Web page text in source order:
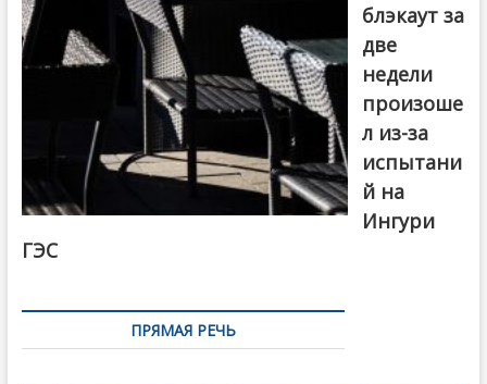
блэкаут за
две
недели
произоше
л из-за
испытани
й на
Ингури
ГЭС
ПРЯМАЯ РЕЧЬ